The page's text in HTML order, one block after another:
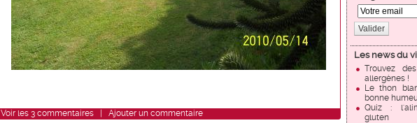
Valider
Les news du
Trouvez
allergènes !
Le thon
bonne
Quiz :
gluten
Voir les 3 commentaires Ajouter un commentaire